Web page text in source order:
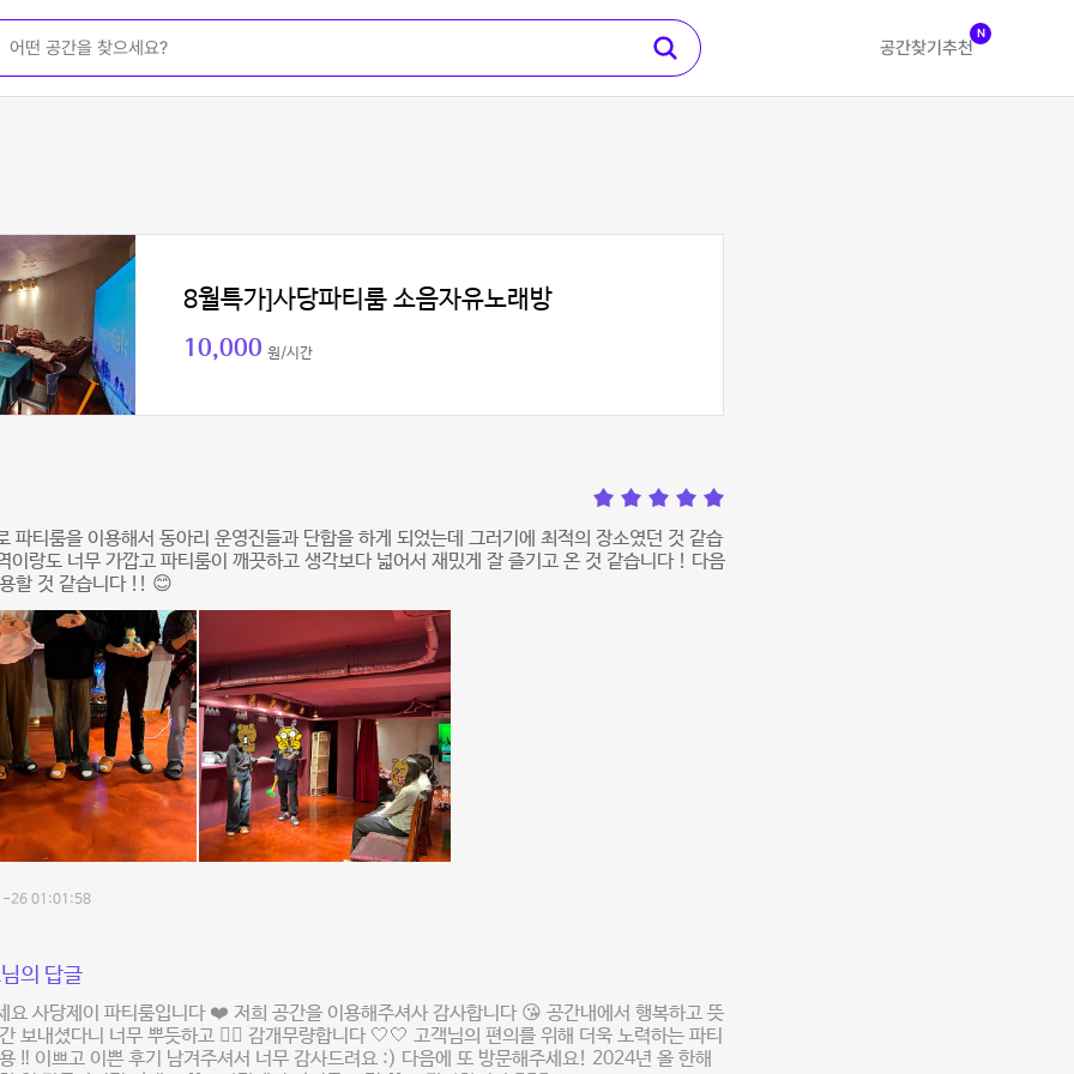
공간찾기 추천
N
8월특가]사당파티룸 소음자유노래방
10,000 원/시간
파티룸을 이용해서 동아리 운영진들과 단합을 하게 되었는데 그러기에 최적의 장소였던 것 같습
이랑도 너무 가깝고 파티룸이 깨끗하고 생각보다 넓어서 재밌게 잘 즐기고 온 것 같습니다 ! 다음
할 것 같습니다 !! 😊
26 01:01:58
의 답글
요 사당제이 파티룸입니다 ❤️ 저희 공간을 이용해주셔사 감사합니다 😘 공간내에서 행복하고 뜻
보내셨다니 너무 뿌듯하고 ✌🏼 감개무량합니다 🤍🤍 고객님의 편의를 위해 더욱 노력하는 파티
‼️ 이쁘고 이쁜 후기 남겨주셔서 너무 감사드려요 :) 다음에 또 방문해주세요! 2024년 올 한해